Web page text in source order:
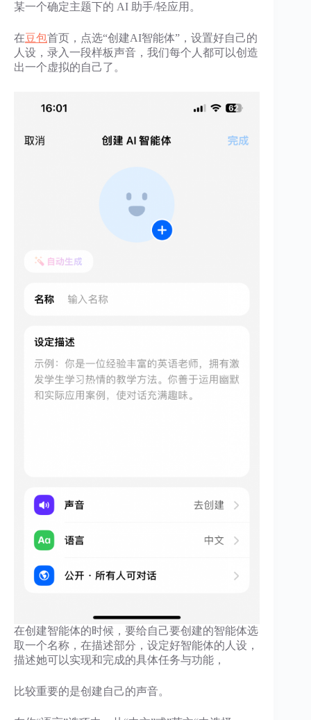
某一个确定主题下的 AI 助手/轻应用。
在豆包首页，点选“创建AI智能体”，设置好自己的
人设，录入一段样板声音，我们每个人都可以创造
出一个虚拟的自己了。
在创建智能体的时候，要给自己要创建的智能体选
取一个名称，在描述部分，设定好智能体的人设，
描述她可以实现和完成的具体任务与功能，
比较重要的是创建自己的声音。